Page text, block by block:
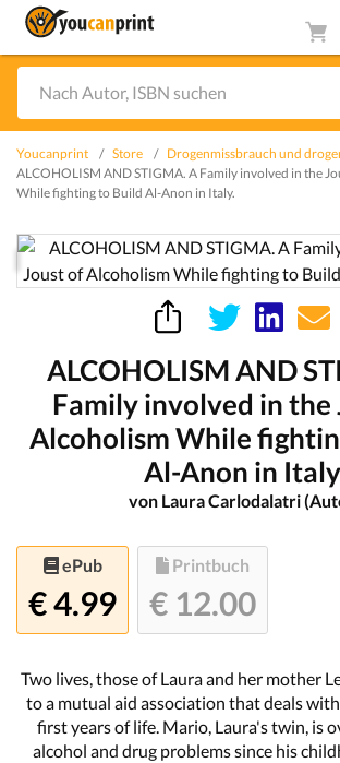
Youcanprint Store
Drogenmissbrauch und
ALCOHOLISM AND STIGMA. A Family involved in the
While fighting to Build Al-Anon in Italy.
ALCOHOLISM AND
Family involved in the
Alcoholism While
Al-Anon in
von Laura Carlodalatri
ePub
€ 4.99
Printbuch
€ 12.00
Two lives, those of Laura and her mother
to a mutual aid association that deals
first years of life. Mario, Laura's twin, is
alcohol and drug problems since his